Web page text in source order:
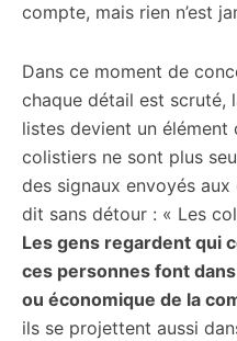
compte, mais rien n’est
Dans ce moment de
chaque détail est scruté,
listes devient un élément
colistiers ne sont plus
des signaux envoyés
dit sans détour : « Les
Les gens regardent qui
ces personnes font
ou économique de la
ils se projettent aussi